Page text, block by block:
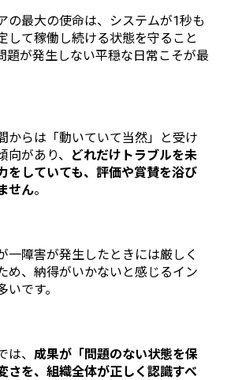
の最大の使命は、システムが1秒も
して稼働し続ける状態を守ること
題が発生しない平穏な日常こそが最
からは「動いていて当然」と受け
向があり、
どれだけトラブルを未
をしていても、評価や賞賛を浴び
せん。
一障害が発生したときには厳しく
め、納得がいかないと感じるイン
です。
、 成果が「問題のない状態を保
さを、組織全体が正しく認識すべ